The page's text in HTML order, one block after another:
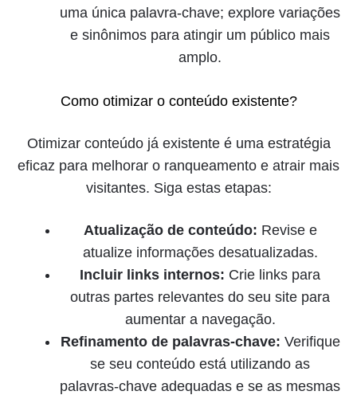
uma única palavra-chave; explore variações
e sinônimos para atingir um público mais
amplo.
Como otimizar o conteúdo existente?
Otimizar conteúdo já existente é uma estratégia
eficaz para melhorar o ranqueamento e atrair mais
visitantes. Siga estas etapas:
Atualização de conteúdo: Revise e
atualize informações desatualizadas.
Incluir links internos: Crie links para
outras partes relevantes do seu site para
aumentar a navegação.
Refinamento de palavras-chave: Verifique
se seu conteúdo está utilizando as
palavras-chave adequadas e se as mesmas